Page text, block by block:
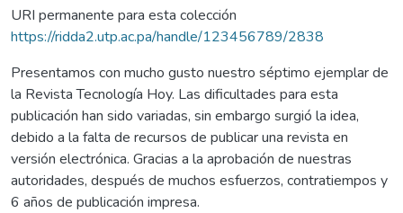
URI permanente para esta colección
https://ridda2.utp.ac.pa/handle/123456789/2838
Presentamos con mucho gusto nuestro séptimo ejemplar de
la Revista Tecnología Hoy. Las dificultades para esta
publicación han sido variadas, sin embargo surgió la idea,
debido a la falta de recursos de publicar una revista en
versión electrónica. Gracias a la aprobación de nuestras
autoridades, después de muchos esfuerzos, contratiempos y
6 años de publicación impresa.